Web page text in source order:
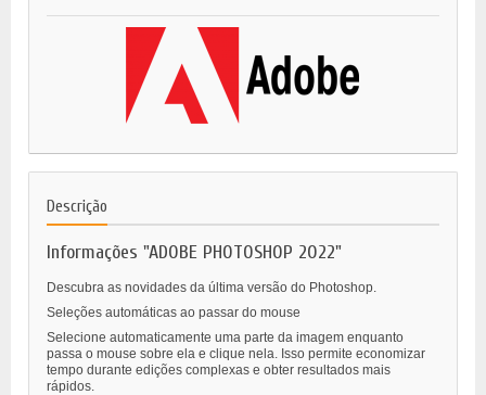
Descrição
Informações "ADOBE PHOTOSHOP 2022"
Descubra as novidades da última versão do Photoshop.
Seleções automáticas ao passar do mouse
Selecione automaticamente uma parte da imagem enquanto
passa o mouse sobre ela e clique nela. Isso permite economizar
tempo durante edições complexas e obter resultados mais
rápidos.